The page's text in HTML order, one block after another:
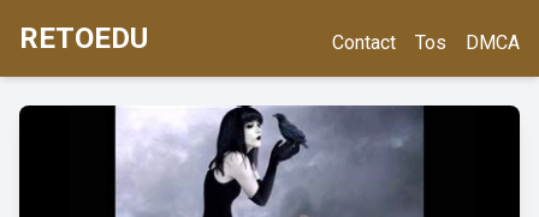
RETOEDU Contact Tos DMCA